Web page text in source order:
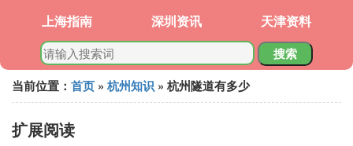
上海指南 深圳资讯 天津资料
搜索
当前位置： 首页 » 杭州知识 » 杭州隧道有多少
扩展阅读